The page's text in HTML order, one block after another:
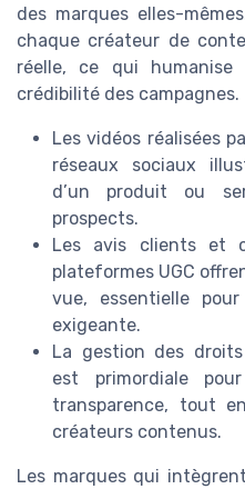
des marques elles-
chaque créateur de
réelle, ce qui
crédibilité des campagnes.
Les vidéos réalisées
réseaux sociaux
d’un produit ou
prospects.
Les avis clients et
plateformes UGC
vue, essentielle
exigeante.
La gestion des
est primordiale
transparence, tout
créateurs contenus.
Les marques qui